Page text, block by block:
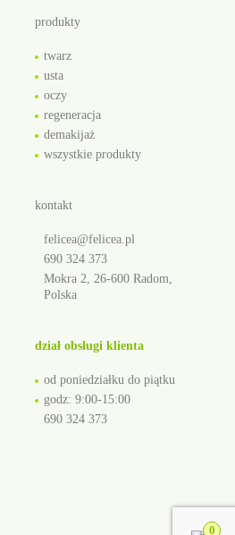
0
produkty
twarz
usta
oczy
regeneracja
demakijaż
wszystkie produkty
kontakt
felicea@felicea.pl
690 324 373
Mokra 2, 26-600 Radom,
Polska
dział obsługi klienta
od poniedziałku do piątku
godz: 9:00-15:00
690 324 373